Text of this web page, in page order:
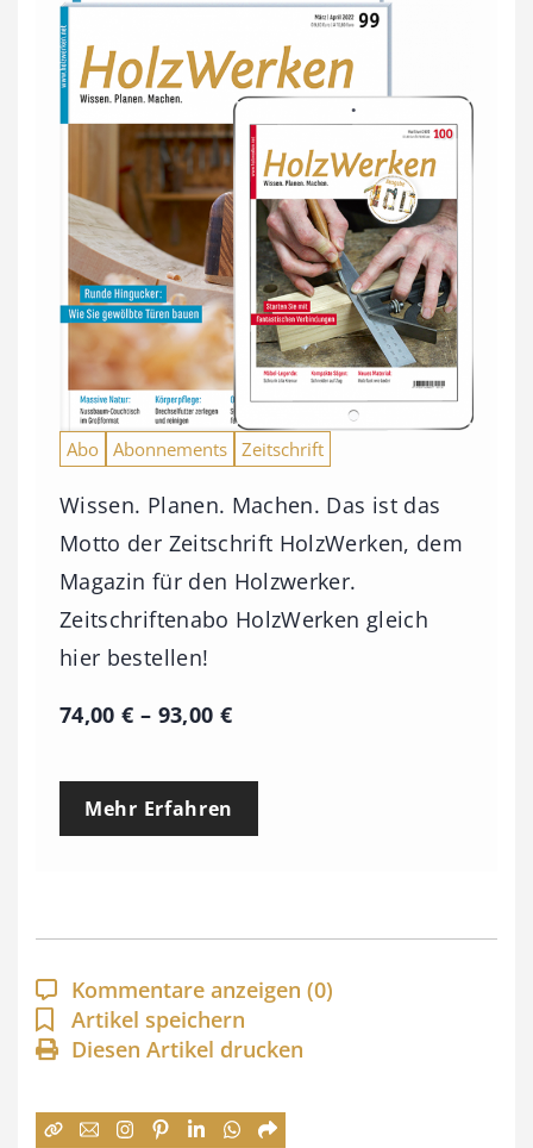
Abo Abonnements Zeitschrift
Wissen. Planen. Machen. Das ist das
Motto der Zeitschrift HolzWerken, dem
Magazin für den Holzwerker.
Zeitschriftenabo HolzWerken gleich
hier bestellen!
74,00€ – 93,00 €P
e
p
a
n
n
:
Mehr Erfahren
Kommentare anzeigen (0)
Artikel speichern
Diesen Artikel drucken